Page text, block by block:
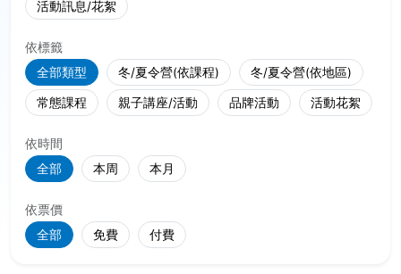
活動訊息/花絮
依標籤
全部類型 冬/夏令營(依課程) 冬/夏令營(依地區)
常態課程 親子講座/活動 品牌活動 活動花絮
依時間
全部 本周 本月
依票價
全部 免費 付費